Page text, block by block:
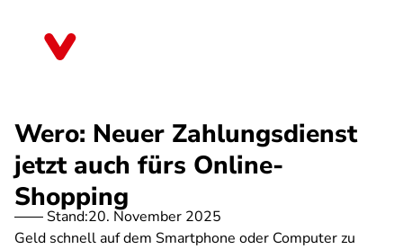
Wero: Neuer Zahlungsdienst
jetzt auch fürs Online-
Shopping
Stand:20. November 2025
Geld schnell auf dem Smartphone oder Computer zu